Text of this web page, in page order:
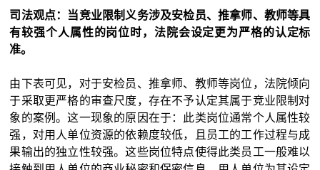
司法观点：当竞业限制义务涉及安检员、推拿师、教师等具
有较强个人属性的岗位时，法院会设定更为严格的认定标
准。
由下表可见，对于安检员、推拿师、教师等岗位，法院倾向
于采取更严格的审查尺度，存在不予认定其属于竞业限制对
象的案例。这一现象的原因在于：此类岗位通常个人属性较
强，对用人单位资源的依赖度较低，且员工的工作过程与成
果输出的独立性较强。这些岗位特点使得此类员工一般难以